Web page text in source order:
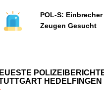
POL-S:
Zeugen Gesucht
HEDELFINGEN